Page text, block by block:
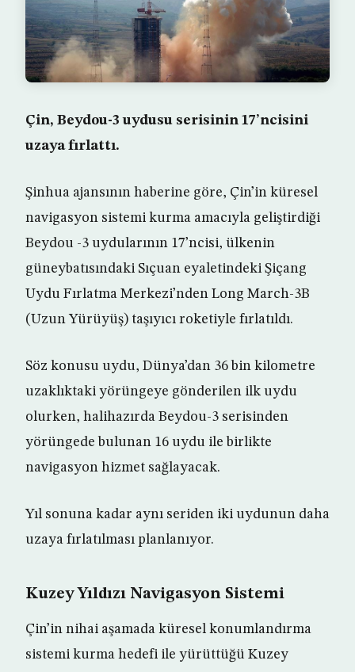
Çin, Beydou-3 uydusu serisinin 17’ncisini
uzaya fırlattı.
Şinhua ajansının haberine göre, Çin’in küresel
navigasyon sistemi kurma amacıyla geliştirdiği
Beydou -3 uydularının 17’ncisi, ülkenin
güneybatısındaki Sıçuan eyaletindeki Şiçang
Uydu Fırlatma Merkezi’nden Long March-3B
(Uzun Yürüyüş) taşıyıcı roketiyle fırlatıldı.
Söz konusu uydu, Dünya’dan 36 bin kilometre
uzaklıktaki yörüngeye gönderilen ilk uydu
olurken, halihazırda Beydou-3 serisinden
yörüngede bulunan 16 uydu ile birlikte
navigasyon hizmet sağlayacak.
Yıl sonuna kadar aynı seriden iki uydunun daha
uzaya fırlatılması planlanıyor.
Kuzey Yıldızı Navigasyon Sistemi
Çin’in nihai aşamada küresel konumlandırma
sistemi kurma hedefi ile yürüttüğü Kuzey